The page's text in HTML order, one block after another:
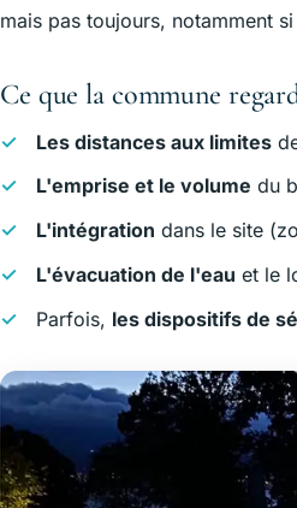
mais pas toujours, notamment
Ce que la commune
Les distances aux limites
L'emprise et le volume du
L'intégration dans le site
L'évacuation de l'eau et le
Parfois, les dispositifs de